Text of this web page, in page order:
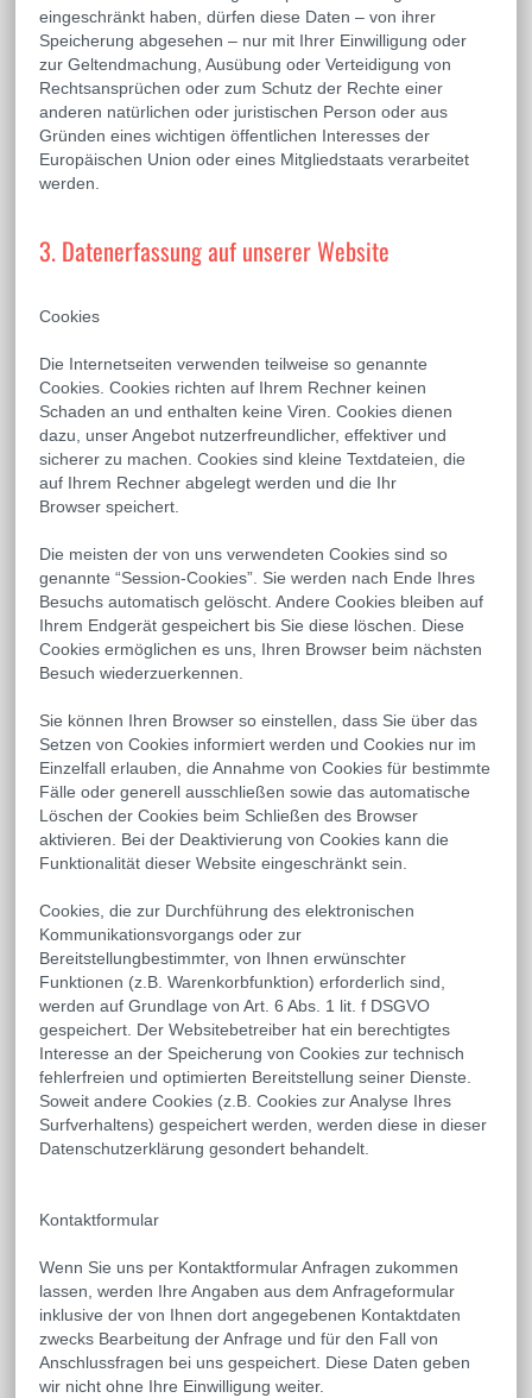
eingeschränkt haben, dürfen diese Daten – von ihrer
Speicherung abgesehen – nur mit Ihrer Einwilligung oder
zur Geltendmachung, Ausübung oder Verteidigung von
Rechtsansprüchen oder zum Schutz der Rechte einer
anderen natürlichen oder juristischen Person oder aus
Gründen eines wichtigen öffentlichen Interesses der
Europäischen Union oder eines Mitgliedstaats verarbeitet
werden.
3. Datenerfassung auf unserer Website
Cookies
Die Internetseiten verwenden teilweise so genannte
Cookies. Cookies richten auf Ihrem Rechner keinen
Schaden an und enthalten keine Viren. Cookies dienen
dazu, unser Angebot nutzerfreundlicher, effektiver und
sicherer zu machen. Cookies sind kleine Textdateien, die
auf Ihrem Rechner abgelegt werden und die Ihr
Browser speichert.
Die meisten der von uns verwendeten Cookies sind so
genannte “Session-Cookies”. Sie werden nach Ende Ihres
Besuchs automatisch gelöscht. Andere Cookies bleiben auf
Ihrem Endgerät gespeichert bis Sie diese löschen. Diese
Cookies ermöglichen es uns, Ihren Browser beim nächsten
Besuch wiederzuerkennen.
Sie können Ihren Browser so einstellen, dass Sie über das
Setzen von Cookies informiert werden und Cookies nur im
Einzelfall erlauben, die Annahme von Cookies für bestimmte
Fälle oder generell ausschließen sowie das automatische
Löschen der Cookies beim Schließen des Browser
aktivieren. Bei der Deaktivierung von Cookies kann die
Funktionalität dieser Website eingeschränkt sein.
Cookies, die zur Durchführung des elektronischen
Kommunikationsvorgangs oder zur
Bereitstellungbestimmter, von Ihnen erwünschter
Funktionen (z.B. Warenkorbfunktion) erforderlich sind,
werden auf Grundlage von Art. 6 Abs. 1 lit. f DSGVO
gespeichert. Der Websitebetreiber hat ein berechtigtes
Interesse an der Speicherung von Cookies zur technisch
fehlerfreien und optimierten Bereitstellung seiner Dienste.
Soweit andere Cookies (z.B. Cookies zur Analyse Ihres
Surfverhaltens) gespeichert werden, werden diese in dieser
Datenschutzerklärung gesondert behandelt.
Kontaktformular
Wenn Sie uns per Kontaktformular Anfragen zukommen
lassen, werden Ihre Angaben aus dem Anfrageformular
inklusive der von Ihnen dort angegebenen Kontaktdaten
zwecks Bearbeitung der Anfrage und für den Fall von
Anschlussfragen bei uns gespeichert. Diese Daten geben
wir nicht ohne Ihre Einwilligung weiter.